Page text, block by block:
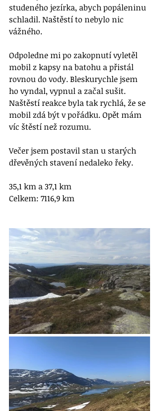
studeného jezírka, abych popáleninu
schladil. Naštěstí to nebylo nic
vážného.
Odpoledne mi po zakopnutí vyletěl
mobil z kapsy na batohu a přistál
rovnou do vody. Bleskurychle jsem
ho vyndal, vypnul a začal sušit.
Naštěstí reakce byla tak rychlá, že se
mobil zdá být v pořádku. Opět mám
víc štěstí než rozumu.
Večer jsem postavil stan u starých
dřevěných stavení nedaleko řeky.
35,1 km a 37,1 km
Celkem: 7116,9 km